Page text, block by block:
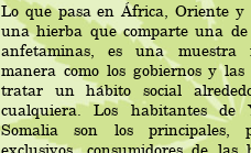
Lo que pasa en África, Oriente y
una hierba que comparte una
anfetaminas, es una muestra
manera como los gobiernos y las
tratar un hábito social
cualquiera. Los habitantes de
Somalia son los